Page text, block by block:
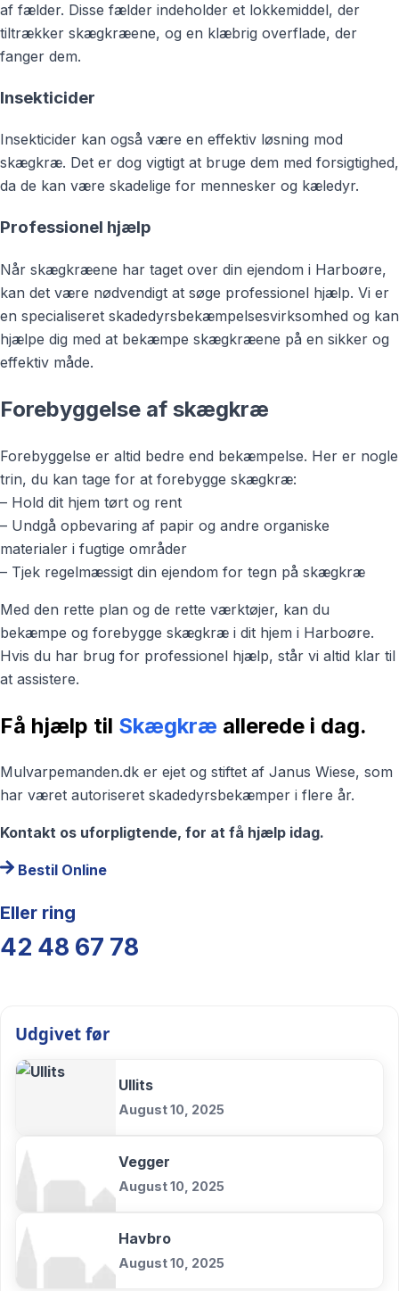
af fælder. Disse fælder indeholder et lokkemiddel, der
tiltrækker skægkræene, og en klæbrig overflade, der
fanger dem.
Insekticider
Insekticider kan også være en effektiv løsning mod
skægkræ. Det er dog vigtigt at bruge dem med forsigtighed,
da de kan være skadelige for mennesker og kæledyr.
Professionel hjælp
Når skægkræene har taget over din ejendom i Harboøre,
kan det være nødvendigt at søge professionel hjælp. Vi er
en specialiseret skadedyrsbekæmpelsesvirksomhed og kan
hjælpe dig med at bekæmpe skægkræene på en sikker og
effektiv måde.
Forebyggelse af skægkræ
Forebyggelse er altid bedre end bekæmpelse. Her er nogle
trin, du kan tage for at forebygge skægkræ:
– Hold dit hjem tørt og rent
– Undgå opbevaring af papir og andre organiske
materialer i fugtige områder
– Tjek regelmæssigt din ejendom for tegn på skægkræ
Med den rette plan og de rette værktøjer, kan du
bekæmpe og forebygge skægkræ i dit hjem i Harboøre.
Hvis du har brug for professionel hjælp, står vi altid klar til
at assistere.
Få hjælp til Skægkræ allerede i dag.
Mulvarpemanden.dk er ejet og stiftet af Janus Wiese, som
har været autoriseret skadedyrsbekæmper i flere år.
Kontakt os uforpligtende, for at få hjælp idag.
Bestil Online
Eller ring
42 48 67 78
Udgivet før
Ullits
August 10, 2025
Vegger
August 10, 2025
Havbro
August 10, 2025